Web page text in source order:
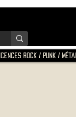
Rock / Punk / Métal